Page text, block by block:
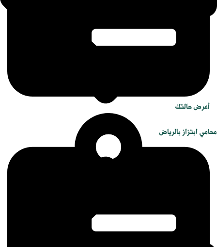
محامي ابتزاز بالرياض
أعرض حالتك